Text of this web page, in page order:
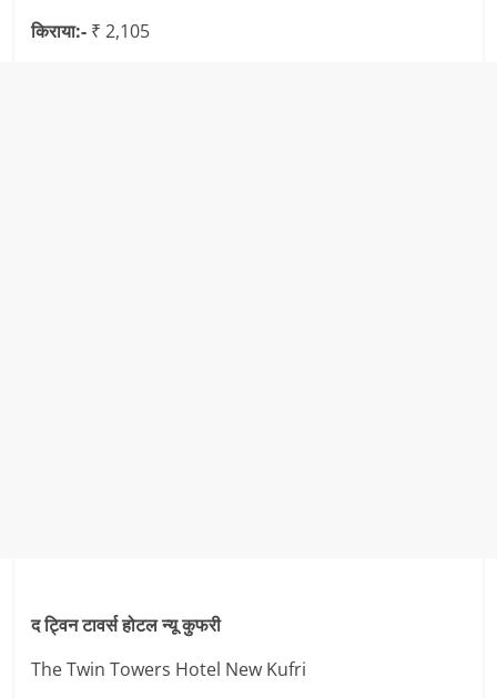
किराया:- ₹ 2,105
द ट्विन टावर्स होटल न्यू कुफरी
The Twin Towers Hotel New Kufri